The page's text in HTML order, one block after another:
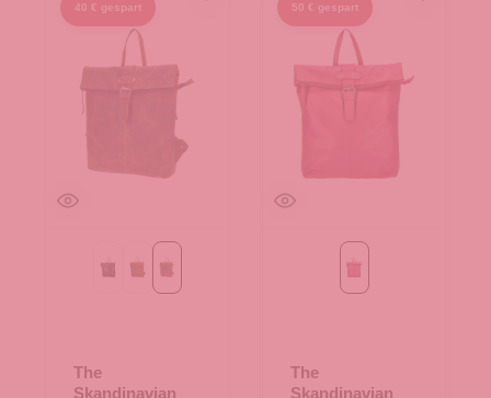
40 € gespart
BlackCognac
tan
The
Skandinavian
50 € gespart
fuchsia
The
Skandinavian